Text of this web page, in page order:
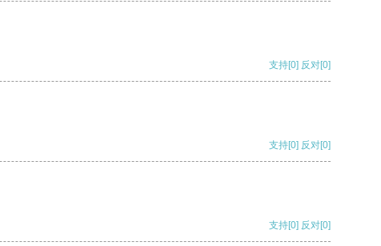
支持[0] 反对[0]
支持[0] 反对[0]
支持[0] 反对[0]